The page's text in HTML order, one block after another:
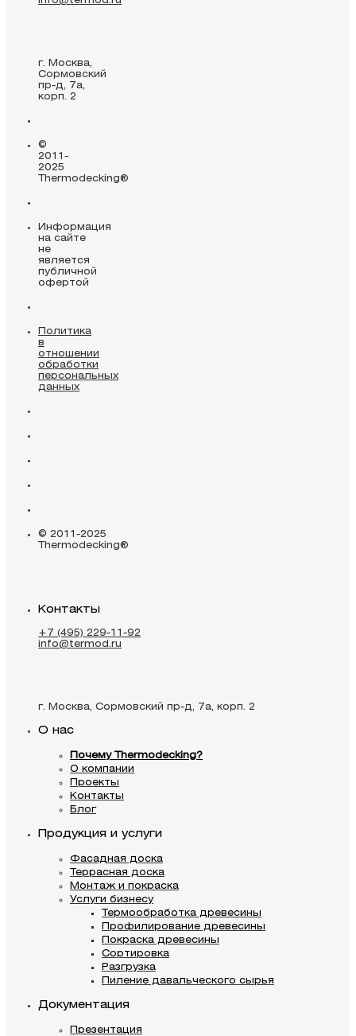
г. Москва,
Сормовский
пр-д, 7а,
корп. 2
©
2011-
2025
Thermodecking®
Информация
на сайте
не
является
публичной
офертой
Политика
в
отношении
обработки
персональных
данных
© 2011-2025
Thermodecking®
Контакты
+7 (495) 229-11-92
info@termod.ru
г. Москва, Сормовский пр-д, 7а, корп. 2
О нас
Почему Thermodecking?
О компании
Проекты
Контакты
Блог
Продукция и услуги
Фасадная доска
Террасная доска
Монтаж и покраска
Услуги бизнесу
Термообработка древесины
Профилирование древесины
Покраска древесины
Сортировка
Разгрузка
Пиление давальческого сырья
Документация
Презентация